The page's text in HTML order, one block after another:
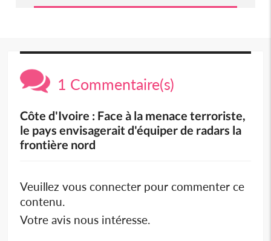
1 Commentaire(s)
Côte d'Ivoire : Face à la menace terroriste,
le pays envisagerait d'équiper de radars la
frontière nord
Veuillez vous connecter pour commenter ce
contenu.
Votre avis nous intéresse.